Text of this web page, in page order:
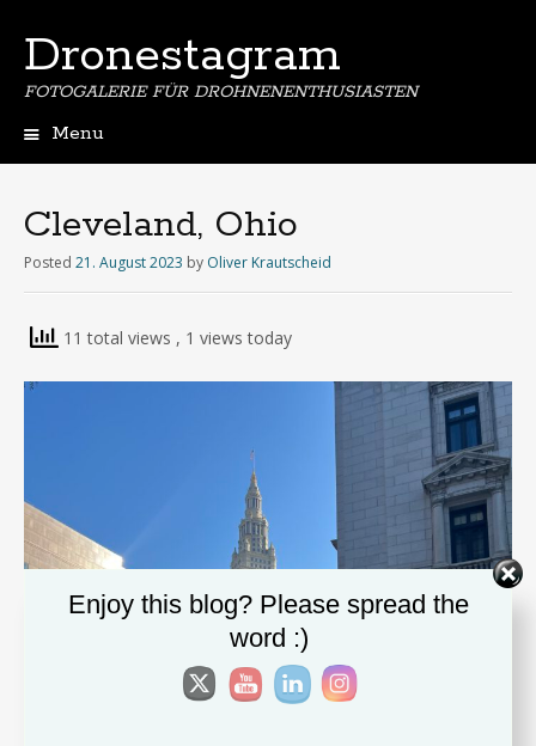
Dronestagram
FOTOGALERIE FÜR DROHNENENTHUSIASTEN
Menu
Cleveland, Ohio
Posted 21. August 2023 by Oliver Krautscheid
11 total views , 1 views today
Enjoy this blog? Please spread the
word :)